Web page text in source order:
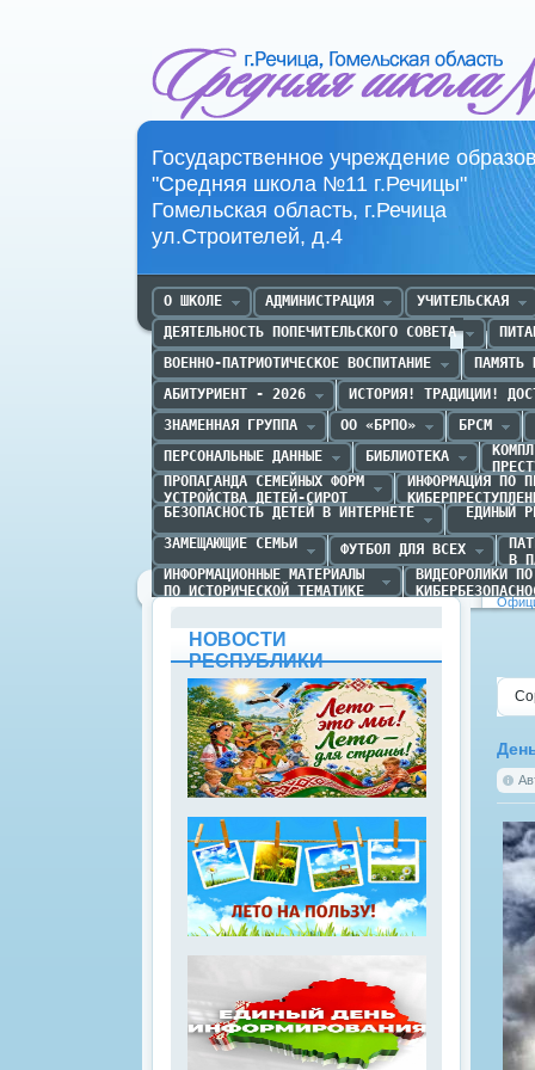
Государственное учреждение
"Средняя школа №11 г.Речицы"
Гомельская область, г.Речица
ул.Строителей, д.4
О ШКОЛЕ АДМИНИСТРАЦИЯ
УЧИТЕЛЬСКАЯ
ДЕЯТЕЛЬНОСТЬ ПОПЕЧИТЕЛЬСКОГО СОВЕТА
ВОЕННО-ПАТРИОТИЧЕСКОЕ ВОСПИТАНИЕ
ПАМЯТЬ
АБИТУРИЕНТ - 2026
ИСТОРИЯ! ТРАДИЦИИ!
ЗНАМЕННАЯ ГРУППА
ОО «БРПО»
БРСМ
ПЕРСОНАЛЬНЫЕ ДАННЫЕ
БИБЛИОТЕКА
ПРОПАГАНДА CЕМЕЙНЫХ ФОРМ
УСТРОЙСТВА ДЕТЕЙ-СИРОТ
ИНФОРМАЦИЯ ПО
БЕЗОПАСНОСТЬ ДЕТЕЙ В ИНТЕРНЕТЕ
ЕДИНЫЙ
ЗАМЕЩАЮЩИЕ СЕМЬИ
ФУТБОЛ ДЛЯ ВСЕХ
В
ИНФОРМАЦИОННЫЕ МАТЕРИАЛЫ
ПО ИСТОРИЧЕСКОЙ ТЕМАТИКЕ
ВИДЕОРОЛИКИ
НОВОСТИ
РЕСПУБЛИКИ